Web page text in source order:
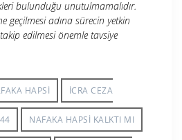
bulunduğu unutulmamalıdır.
geçilmesi adına sürecin yetkin
edilmesi önemle tavsiye
HAPSI ICRA CEZA
NAFAKA HAPSI KALKTI MI